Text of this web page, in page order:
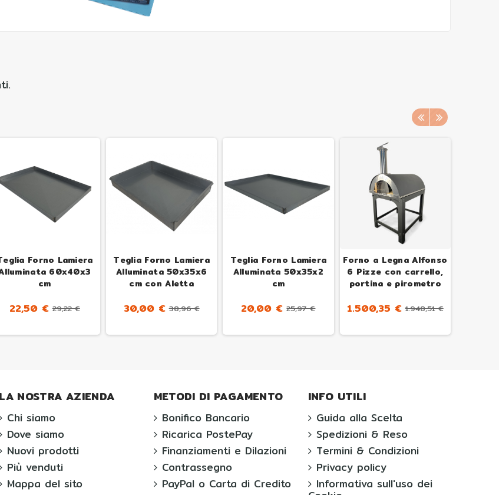
Forno Lamiera
60x40x3
cm
22,50 € 29,22 €
Teglia Forno Lamiera
Alluminata 50x35x6
cm con Aletta
30,00 € 38,96 €
Teglia Forno Lamiera
Alluminata 50x35x2
cm
20,00 € 25,97 €
Forno a Legna Alfonso
6 Pizze con carrello,
portina e pirometro
1.500,35 € 1.948,51 €
LA NOSTRA AZIENDA
Chi siamo
Dove siamo
Nuovi prodotti
Più venduti
Mappa del sito
METODI DI PAGAMENTO
Bonifico Bancario
Ricarica PostePay
Finanziamenti e Dilazioni
Contrassegno
PayPal o Carta di Credito
INFO UTILI
Guida alla Scelta
Spedizioni & Reso
Termini & Condizioni
Privacy policy
Informativa sull'uso dei